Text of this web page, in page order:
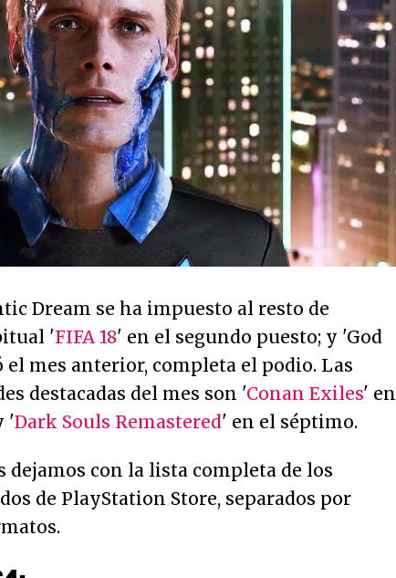
Dream se ha impuesto al resto de
'FIFA 18' en el segundo puesto; y 'God
el mes anterior, completa el podio. Las
destacadas del mes son 'Conan Exiles' en
'Dark Souls Remastered' en el séptimo.
dejamos con la lista completa de los
de PlayStation Store, separados por